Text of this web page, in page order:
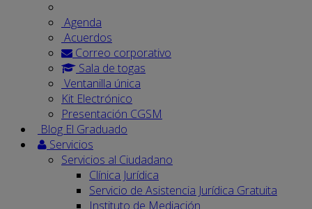
Agenda
Acuerdos
Correo corporativo
Sala de togas
Ventanilla única
Kit Electrónico
Presentación CGSM
Blog El Graduado
Servicios
Servicios al Ciudadano
Clínica Jurídica
Servicio de Asistencia Jurídica Gratuita
Instituto de Mediación